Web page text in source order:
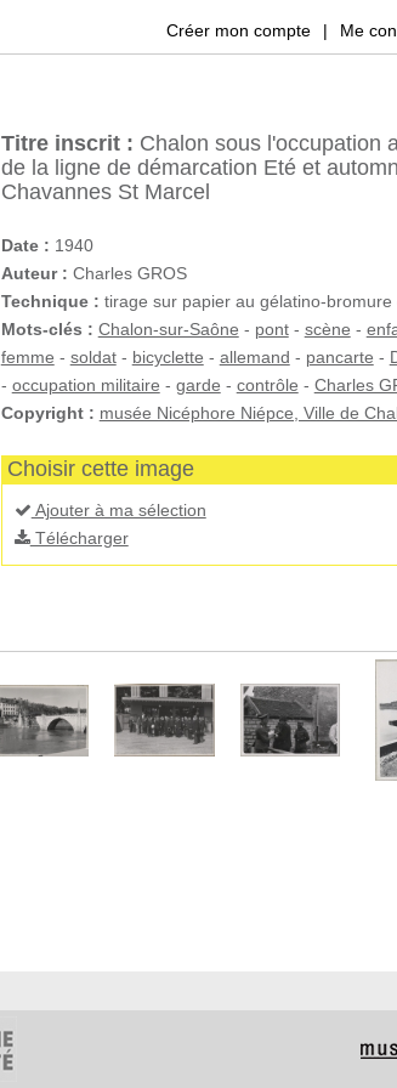
Créer mon compte | Me
Titre inscrit : Chalon sous l'occupation
de la ligne de démarcation Eté et
Chavannes St Marcel
Date : 1940
Auteur : Charles GROS
Technique : tirage sur papier au gélatino-bromure
Mots-clés : Chalon-sur-Saône - pont- scène -
femme - soldat- bicyclette - allemand - pancarte -
- occupation militaire - garde - contrôle - Charles
Copyright : musée Nicéphore Niépce, Ville de
Choisir cette image
Ajouter à ma sélection
Télécharger